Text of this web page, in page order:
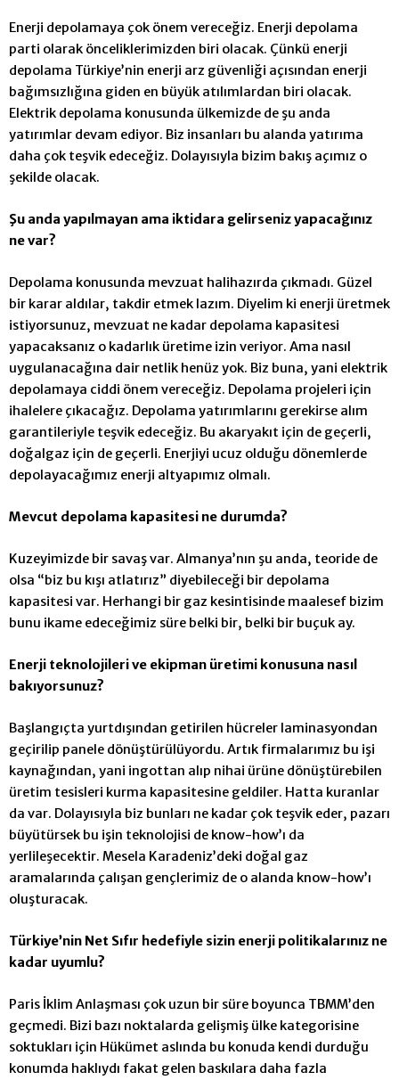
Enerji depolamaya çok önem vereceğiz. Enerji depolama
parti olarak önceliklerimizden biri olacak. Çünkü enerji
depolama Türkiye’nin enerji arz güvenliği açısından enerji
bağımsızlığına giden en büyük atılımlardan biri olacak.
Elektrik depolama konusunda ülkemizde de şu anda
yatırımlar devam ediyor. Biz insanları bu alanda yatırıma
daha çok teşvik edeceğiz. Dolayısıyla bizim bakış açımız o
şekilde olacak.
Şu anda yapılmayan ama iktidara gelirseniz yapacağınız
ne var?
Depolama konusunda mevzuat halihazırda çıkmadı. Güzel
bir karar aldılar, takdir etmek lazım. Diyelim ki enerji üretmek
istiyorsunuz, mevzuat ne kadar depolama kapasitesi
yapacaksanız o kadarlık üretime izin veriyor. Ama nasıl
uygulanacağına dair netlik henüz yok. Biz buna, yani elektrik
depolamaya ciddi önem vereceğiz. Depolama projeleri için
ihalelere çıkacağız. Depolama yatırımlarını gerekirse alım
garantileriyle teşvik edeceğiz. Bu akaryakıt için de geçerli,
doğalgaz için de geçerli. Enerjiyi ucuz olduğu dönemlerde
depolayacağımız enerji altyapımız olmalı.
Mevcut depolama kapasitesi ne durumda?
Kuzeyimizde bir savaş var. Almanya’nın şu anda, teoride de
olsa “biz bu kışı atlatırız” diyebileceği bir depolama
kapasitesi var. Herhangi bir gaz kesintisinde maalesef bizim
bunu ikame edeceğimiz süre belki bir, belki bir buçuk ay.
Enerji teknolojileri ve ekipman üretimi konusuna nasıl
bakıyorsunuz?
Başlangıçta yurtdışından getirilen hücreler laminasyondan
geçirilip panele dönüştürülüyordu. Artık firmalarımız bu işi
kaynağından, yani ingottan alıp nihai ürüne dönüştürebilen
üretim tesisleri kurma kapasitesine geldiler. Hatta kuranlar
da var. Dolayısıyla biz bunları ne kadar çok teşvik eder, pazarı
büyütürsek bu işin teknolojisi de know-how’ı da
yerlileşecektir. Mesela Karadeniz’deki doğal gaz
aramalarında çalışan gençlerimiz de o alanda know-how’ı
oluşturacak.
Türkiye’nin Net Sıfır hedefiyle sizin enerji politikalarınız ne
kadar uyumlu?
Paris İklim Anlaşması çok uzun bir süre boyunca TBMM’den
geçmedi. Bizi bazı noktalarda gelişmiş ülke kategorisine
soktukları için Hükümet aslında bu konuda kendi durduğu
konumda haklıydı fakat gelen baskılara daha fazla